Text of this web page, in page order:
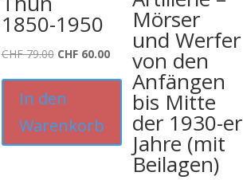
1850-1950
CHF79.00 Ursprünglicher
CHF 79.00
CHF60.00Aktueller
CHF 60.00.
In den
Warenkorb
Mörser
und Werfer
von den
Anfängen
bis Mitte
der 1930-er
Jahre (mit
Beilagen)